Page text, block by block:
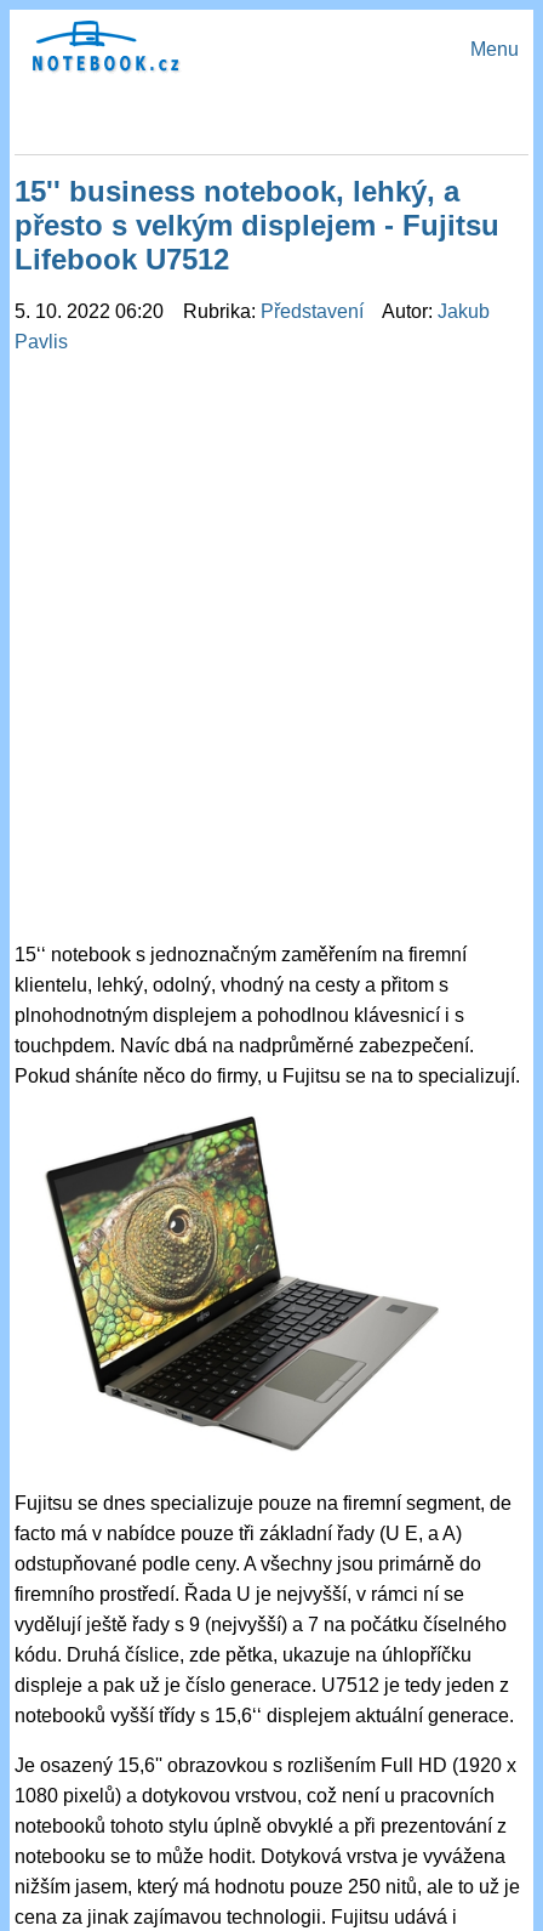
Menu
15'' business notebook, lehký, a
přesto s velkým displejem - Fujitsu
Lifebook U7512
5. 10. 2022 06:20 Rubrika: Představení Autor:Jakub
Pavlis
15‘‘ notebook s jednoznačným zaměřením na firemní
klientelu, lehký, odolný, vhodný na cesty a přitom s
plnohodnotným displejem a pohodlnou klávesnicí i s
touchpdem. Navíc dbá na nadprůměrné zabezpečení.
Pokud sháníte něco do firmy, u Fujitsu se na to specializují.
Fujitsu se dnes specializuje pouze na firemní segment, de
facto má v nabídce pouze tři základní řady (U E, a A)
odstupňované podle ceny. A všechny jsou primárně do
firemního prostředí. Řada U je nejvyšší, v rámci ní se
vydělují ještě řady s 9 (nejvyšší) a 7 na počátku číselného
kódu. Druhá číslice, zde pětka, ukazuje na úhlopříčku
displeje a pak už je číslo generace. U7512 je tedy jeden z
notebooků vyšší třídy s 15,6‘‘ displejem aktuální generace.
Je osazený 15,6'' obrazovkou s rozlišením Full HD (1920 x
1080 pixelů) a dotykovou vrstvou, což není u pracovních
notebooků tohoto stylu úplně obvyklé a při prezentování z
notebooku se to může hodit. Dotyková vrstva je vyvážena
nižším jasem, který má hodnotu pouze 250 nitů, ale to už je
cena za jinak zajímavou technologii. Fujitsu udává i